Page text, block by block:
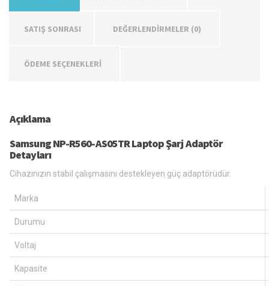
SATIŞ SONRASI DEĞERLENDIRMELER (0)
ÖDEME SEÇENEKLERİ
Açıklama
Samsung NP-R560-AS05TR Laptop Şarj Adaptör
Detayları
Cihazınızın stabil çalışmasını destekleyen güç adaptörüdür.
Marka
Durumu
Voltaj
Kapasite